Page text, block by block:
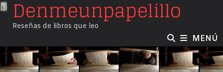
SaltarDenmeunpapelillo
Reseñas de libros que leo
MENÚ